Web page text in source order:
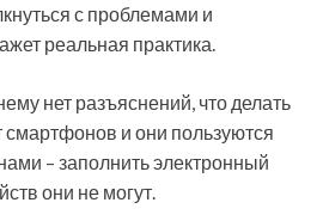
с проблемами и
реальная практика.
нет разъяснений, что делать
смартфонов и они пользуются
– заполнить электронный
они не могут.